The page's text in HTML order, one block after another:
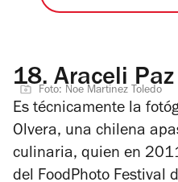
18.Araceli Paz
Foto: Noe Martinez Toledo
Es técnicamente la
Olvera, una chilena
culinaria, quien en
del FoodPhoto Festival